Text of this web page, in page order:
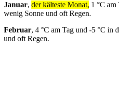
Januar, der kälteste Monat, 1 °C am
wenig Sonne und oft Regen.
Februar, 4 °C am Tag und -5 °C in
und oft Regen.